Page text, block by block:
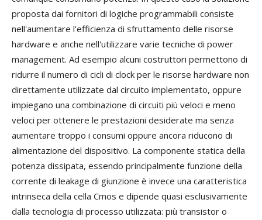
proposta dai fornitori di logiche programmabili consiste
nell'aumentare l'efficienza di sfruttamento delle risorse
hardware e anche nell'utilizzare varie tecniche di power
management. Ad esempio alcuni costruttori permettono di
ridurre il numero di cicli di clock per le risorse hardware non
direttamente utilizzate dal circuito implementato, oppure
impiegano una combinazione di circuiti più veloci e meno
veloci per ottenere le prestazioni desiderate ma senza
aumentare troppo i consumi oppure ancora riducono di
alimentazione del dispositivo. La componente statica della
potenza dissipata, essendo principalmente funzione della
corrente di leakage di giunzione è invece una caratteristica
intrinseca della cella Cmos e dipende quasi esclusivamente
dalla tecnologia di processo utilizzata: più transistor o